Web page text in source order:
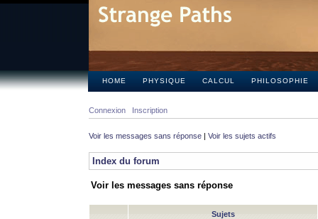
HOME PHYSIQUE CALCUL PHILOSOPHIE
Connexion Inscription
Voir les messages sans réponse | Voir les sujets actifs
Index du forum
Voir les messages sans réponse
Sujets